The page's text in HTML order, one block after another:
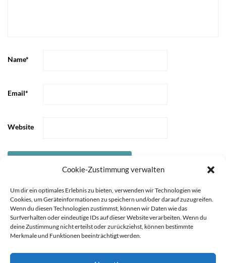
Cookie-Zustimmung verwalten
Um dir ein optimales Erlebnis zu bieten, verwenden wir Technologien wie
Cookies, um Geräteinformationen zu speichern und/oder darauf zuzugreifen.
Wenn du diesen Technologien zustimmst, können wir Daten wie das
Surfverhalten oder eindeutige IDs auf dieser Website verarbeiten. Wenn du
deine Zustimmung nicht erteilst oder zurückziehst, können bestimmte
Merkmale und Funktionen beeinträchtigt werden.
Name*
Email*
Website